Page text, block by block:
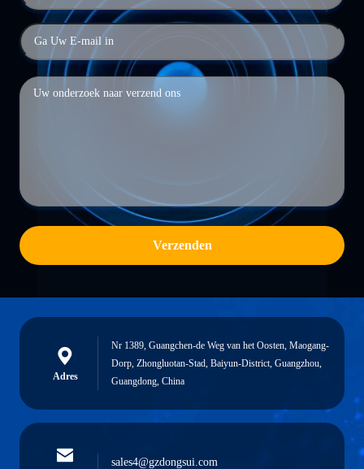
Verzenden
Adres
Nr 1389, Guangchen-de Weg van het Oosten, Maogang-
Dorp, Zhongluotan-Stad, Baiyun-District, Guangzhou,
Guangdong, China
sales4@gzdongsui.com